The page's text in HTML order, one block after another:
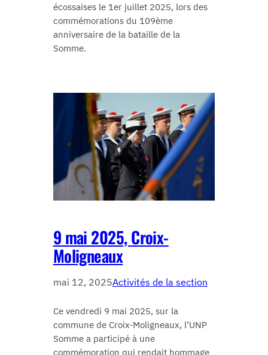
écossaises le 1er juillet 2025, lors des
commémorations du 109ème
anniversaire de la bataille de la
Somme.
9 mai 2025, Croix-
Moligneaux
mai 12, 2025Activités de la section
Ce vendredi 9 mai 2025, sur la
commune de Croix-Moligneaux, l’UNP
Somme a participé à une
commémoration qui rendait hommage